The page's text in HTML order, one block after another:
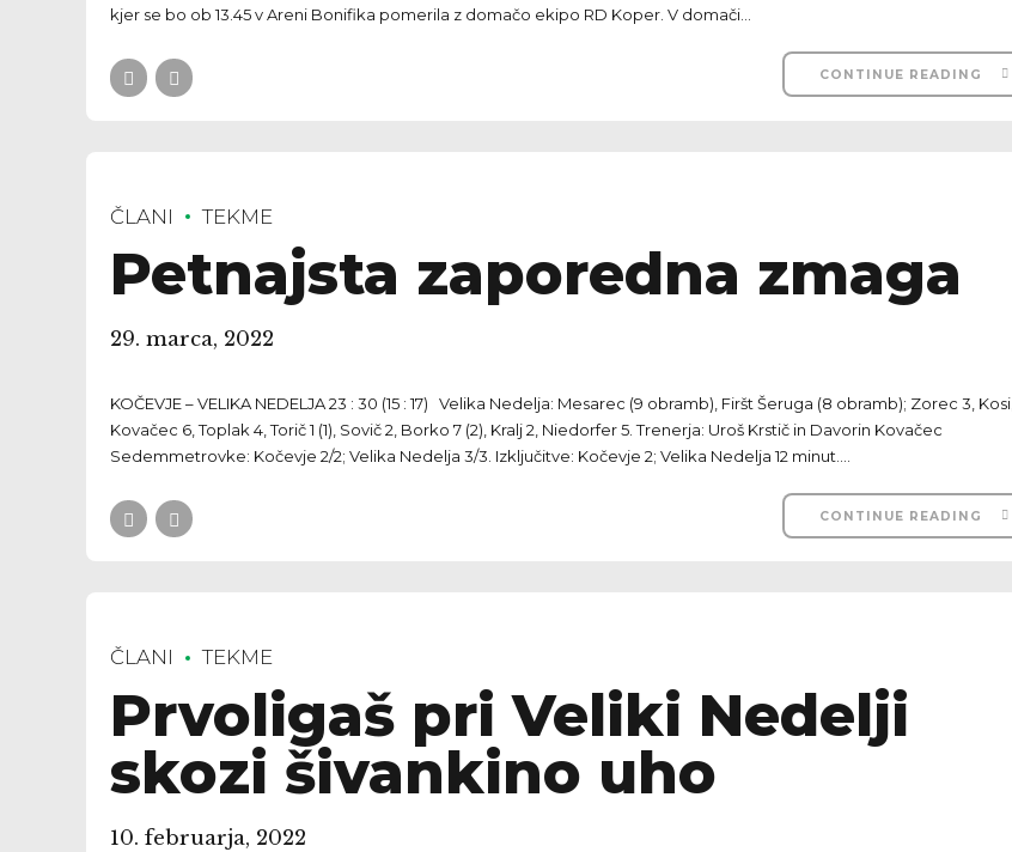
kjer se bo ob 13.45 v Areni Bonifika pomerila z domačo ekipo RD Koper. V domači...
CONTINUE READING
ČLANI TEKME
Petnajsta zaporedna zmaga
29. marca, 2022
KOČEVJE – VELIKA NEDELJA 23 : 30 (15 : 17) Velika Nedelja: Mesarec (9 obramb), Firšt Šeruga (8 obramb); Zorec 3, Kosi,
Kovačec 6, Toplak 4, Torič 1 (1), Sovič 2, Borko 7 (2), Kralj 2, Niedorfer 5. Trenerja: Uroš Krstič in Davorin Kovačec
Sedemmetrovke: Kočevje 2/2; Velika Nedelja 3/3. Izključitve: Kočevje 2; Velika Nedelja 12 minut....
CONTINUE READING
ČLANI TEKME
Prvoligaš pri Veliki Nedelji
skozi šivankino uho
10. februarja, 2022